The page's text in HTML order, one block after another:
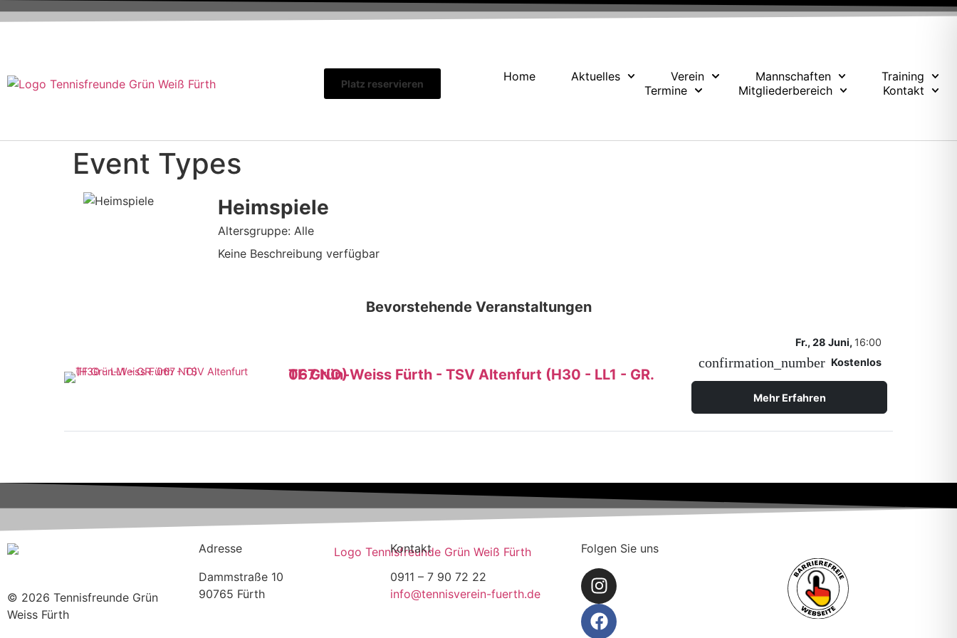
Platz reservieren Home Aktuelles Verein Mannschaften
Training
Termine
Mitgliederbereich Kontakt
Event Types
Heimspiele
Altersgruppe: Alle
Keine Beschreibung verfügbar
Bevorstehende Veranstaltungen
TF Grün-Weiss Fürth - TSV Altenfurt (H30 - LL1 - GR. 067 NO)
Fr., 28 Juni, 16:00
confirmation_number Kostenlos
Mehr Erfahren
© 2026 Tennisfreunde Grün
Weiss Fürth
Adresse
Dammstraße 10
90765 Fürth
Kontakt
0911 – 7 90 72 22
info@tennisverein-fuerth.de
Folgen Sie uns